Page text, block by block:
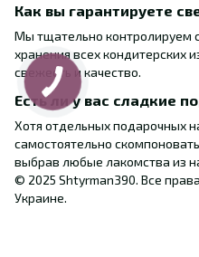
Как вы гарантируете
Мы тщательно контролируем
хранения всех кондитерских
свежесть и качество.
Есть ли у вас сладкие
Хотя отдельных подарочных
самостоятельно
выбрав любые лакомства из
© 2025 Shtyrman390. Все
Украине.